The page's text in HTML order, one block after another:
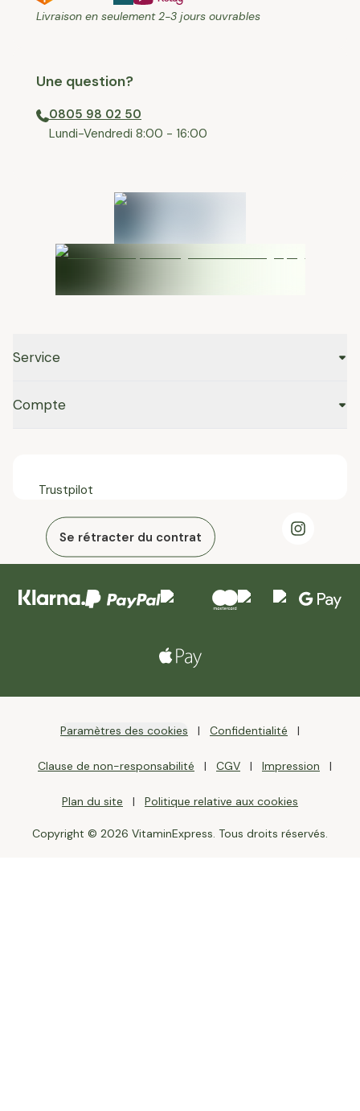
Livraison en seulement 2-3 jours ouvrables
Une question?
0805 98 02 50
⁠Lundi-Vendredi 8:00 - 16:00
Service
Compte
Trustpilot
Se rétracter du contrat
Paramètres des cookies Confidentialité
Clause de non-responsabilité CGV Impression
Plan du site Politique relative aux cookies
Copyright © 2026 VitaminExpress. Tous droits réservés.